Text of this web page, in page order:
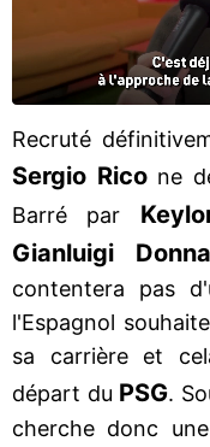
Recruté
Sergio Ricone
Barré par
Gianluigi
contentera pas
l'Espagnol
sa carrière et
départ du PSG.
cherche donc